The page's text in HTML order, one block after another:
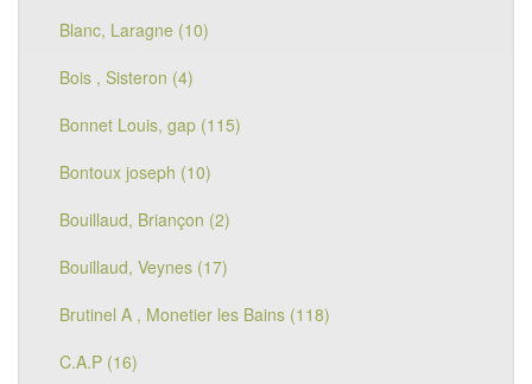
Blanc, Laragne (10)
Bois , Sisteron (4)
Bonnet Louis, gap (115)
Bontoux joseph (10)
Bouillaud, Briançon (2)
Bouillaud, Veynes (17)
Brutinel A , Monetier les Bains (118)
C.A.P (16)